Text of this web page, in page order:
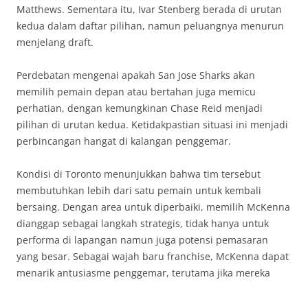
Matthews. Sementara itu, Ivar Stenberg berada di urutan
kedua dalam daftar pilihan, namun peluangnya menurun
menjelang draft.
Perdebatan mengenai apakah San Jose Sharks akan
memilih pemain depan atau bertahan juga memicu
perhatian, dengan kemungkinan Chase Reid menjadi
pilihan di urutan kedua. Ketidakpastian situasi ini menjadi
perbincangan hangat di kalangan penggemar.
Kondisi di Toronto menunjukkan bahwa tim tersebut
membutuhkan lebih dari satu pemain untuk kembali
bersaing. Dengan area untuk diperbaiki, memilih McKenna
dianggap sebagai langkah strategis, tidak hanya untuk
performa di lapangan namun juga potensi pemasaran
yang besar. Sebagai wajah baru franchise, McKenna dapat
menarik antusiasme penggemar, terutama jika mereka